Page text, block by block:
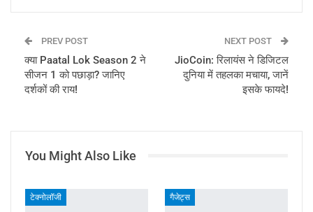
PREV POST
क्या Paatal Lok Season 2 ने
सीजन 1 को पछाड़ा? जानिए
दर्शकों की राय!
NEXT POST
JioCoin: रिलायंस ने डिजिटल
दुनिया में तहलका मचाया, जानें
इसके फायदे!
You Might Also Like
टेक्नोलॉजी गैजेट्स